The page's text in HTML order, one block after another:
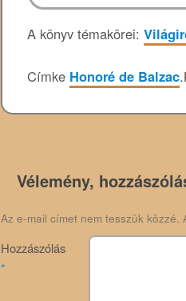
A könyv témakörei:
Címke Honoré de Balzac.
Vélemény,
Az e-mail címet nem tesszük közzé.
Hozzászólás
*